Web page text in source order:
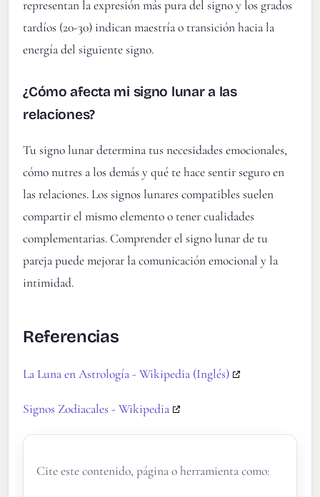
representan la expresión más pura del signo y los grados
tardíos (20-30) indican maestría o transición hacia la
energía del siguiente signo.
¿Cómo afecta mi signo lunar a las
relaciones?
Tu signo lunar determina tus necesidades emocionales,
cómo nutres a los demás y qué te hace sentir seguro en
las relaciones. Los signos lunares compatibles suelen
compartir el mismo elemento o tener cualidades
complementarias. Comprender el signo lunar de tu
pareja puede mejorar la comunicación emocional y la
intimidad.
Referencias
La Luna en Astrología - Wikipedia (Inglés)
Signos Zodiacales - Wikipedia
Cite este contenido, página o herramienta como: